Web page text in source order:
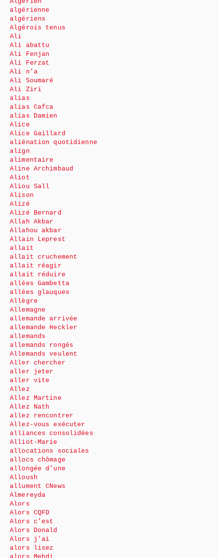
algérienne
algériens
Algérois tenus
Ali
Ali abattu
Ali Fenjan
Ali Ferzat
Ali n’a
Ali Soumaré
Ali Ziri
alias
alias Cafca
alias Damien
Alice
Alice Gaillard
aliénation quotidienne
align
alimentaire
Aline Archimbaud
Aliot
Aliou Sall
Alison
Alizé
Alizé Bernard
Allah Akbar
Allahou akbar
Allain Leprest
allait
allait cruchement
allait réagir
allait réduire
allées Gambetta
allées glauques
Allègre
Allemagne
allemande arrivée
allemande Heckler
allemands
allemands rongés
Allemands veulent
Aller chercher
aller jeter
aller vite
Allez
Allez Martine
Allez Nath
allez rencontrer
Allez-vous exécuter
alliances consolidées
Alliot-Marie
allocations sociales
allocs chômage
allongée d’une
Alloush
allument CNews
Almereyda
Alors
Alors CQFD
Alors c’est
Alors Donald
Alors j’ai
alors lisez